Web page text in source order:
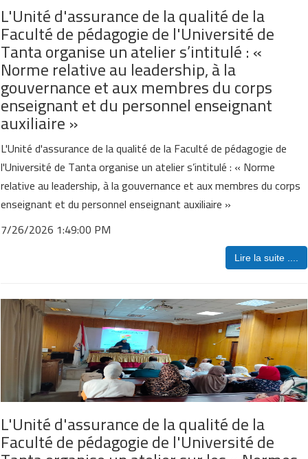
L'Unité d'assurance de la qualité de la
Faculté de pédagogie de l'Université de
Tanta organise un atelier s’intitulé : «
Norme relative au leadership, à la
gouvernance et aux membres du corps
enseignant et du personnel enseignant
auxiliaire »
L'Unité d'assurance de la qualité de la Faculté de pédagogie de
l'Université de Tanta organise un atelier s’intitulé : « Norme
relative au leadership, à la gouvernance et aux membres du corps
enseignant et du personnel enseignant auxiliaire »
7/26/2026 1:49:00 PM
Lire la suite ....
L'Unité d'assurance de la qualité de la
Faculté de pédagogie de l'Université de